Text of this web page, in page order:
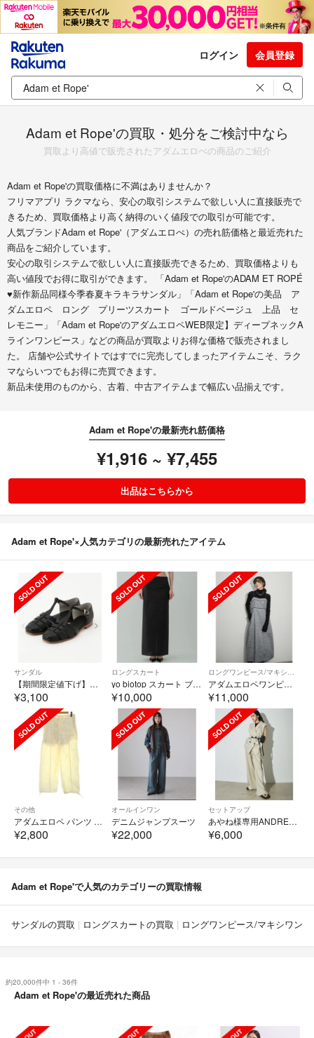
ログイン 会員登録
Adam et Rope'の買取・処分をご検討中なら
買取より高値で販売されたアダムエロぺの商品のご紹介
Adam et Rope'の買取価格に不満はありませんか？
フリマアプリ ラクマなら、安心の取引システムで欲しい人に直接販売で
きるため、買取価格より高く納得のいく値段での取引が可能です。
人気ブランドAdam et Rope'（アダムエロぺ）の売れ筋価格と最近売れた
商品をご紹介しています。
安心の取引システムで欲しい人に直接販売できるため、買取価格よりも
高い値段でお得に取引ができます。 「Adam et Rope'のADAM ET ROPÉ
♥️新作新品同様今季春夏キラキラサンダル」「Adam et Rope'の美品 ア
ダムエロペ ロング プリーツスカート ゴールドベージュ 上品 セ
レモニー」「Adam et Rope'のアダムエロペWEB限定】ディープネックA
ラインワンピース」などの商品が買取よりお得な価格で販売されまし
た。 店舗や公式サイトではすでに完売してしまったアイテムこそ、ラク
マならいつでもお得に売買できます。
新品未使用のものから、古着、中古アイテムまで幅広い品揃えです。
Adam et Rope'の最新売れ筋価格
¥1,916 ~ ¥7,455
出品はこちらから
Adam et Rope'×人気カテゴリの最新売れたアイテム
サンダル
【期間限定値下げ】ロペ ROPE グルカサンダル
¥3,100
ロングスカート
yo biotop スカート ブラック
¥10,000
ロングワンピース/マキシワンピース
アダムエロペワンピース36
¥11,000
その他
アダムエロペ パンツ ナイロン 38 ベージュ ドローストリング ポケット付き
¥2,800
オールインワン
デニムジャンプスーツ
¥22,000
セットアップ
あやね様専用ANDREA&Co. ベージュ系セットアップ
¥6,000
Adam et Rope'で人気のカテゴリーの買取情報
サンダルの買取 ロングスカートの買取 ロングワンピース/マキシワン
約20,000件中 1 - 36件
Adam et Rope'の最近売れた商品